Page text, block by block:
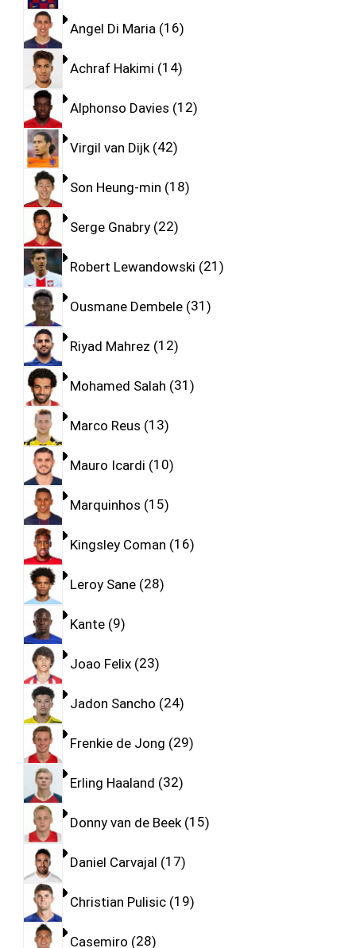
Angel Di Maria 16
Achraf Hakimi 14
Alphonso Davies 12
Virgil van Dijk 42
Son Heung-min 18
Serge Gnabry 22
Robert Lewandowski 21
Ousmane Dembele 31
Riyad Mahrez 12
Mohamed Salah 31
Marco Reus 13
Mauro Icardi 10
Marquinhos 15
Kingsley Coman 16
Leroy Sane 28
Kante 9
Joao Felix 23
Jadon Sancho 24
Frenkie de Jong 29
Erling Haaland 32
Donny van de Beek 15
Daniel Carvajal 17
Christian Pulisic 19
Casemiro 28